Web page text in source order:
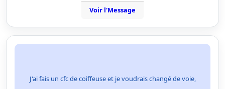
Voir l'Message
J'ai fais un cfc de coiffeuse et je voudrais changé de voie,